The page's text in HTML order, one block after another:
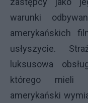
warunki
amerykańskich
usłyszycie.
luksusowa
którego mieli
amerykański